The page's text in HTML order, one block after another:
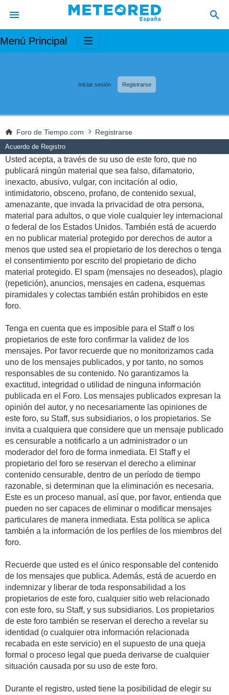
Menú Principal
Iniciar sesión Registrarse
Foro de Tiempo.com Registrarse
Acuerdo de Registro
Usted acepta, a través de su uso de este foro, que no
publicará ningún material que sea falso, difamatorio,
inexacto, abusivo, vulgar, con incitación al odio,
intimidatorio, obsceno, profano, de contenido sexual,
amenazante, que invada la privacidad de otra persona,
material para adultos, o que viole cualquier ley internacional
o federal de los Estados Unidos. También está de acuerdo
en no publicar material protegido por derechos de autor a
menos que usted sea el propietario de los derechos o tenga
el consentimiento por escrito del propietario de dicho
material protegido. El spam (mensajes no deseados), plagio
(repetición), anuncios, mensajes en cadena, esquemas
piramidales y colectas también están prohibidos en este
foro.
Tenga en cuenta que es imposible para el Staff o los
propietarios de este foro confirmar la validez de los
mensajes. Por favor recuerde que no monitorizamos cada
uno de los mensajes publicados, y por tanto, no somos
responsables de su contenido. No garantizamos la
exactitud, integridad o utilidad de ninguna información
publicada en el Foro. Los mensajes publicados expresan la
opinión del autor, y no necesariamente las opiniones de
este foro, su Staff, sus subsidiarios, o los propietarios. Se
invita a cualquiera que considere que un mensaje publicado
es censurable a notificarlo a un administrador o un
moderador del foro de forma inmediata. El Staff y el
propietario del foro se reservan el derecho a eliminar
contenido censurable, dentro de un período de tiempo
razonable, si determinan que la eliminación es necesaria.
Este es un proceso manual, así que, por favor, entienda que
pueden no ser capaces de eliminar o modificar mensajes
particulares de manera inmediata. Esta política se aplica
también a la información de los perfiles de los miembros del
foro.
Recuerde que usted es el único responsable del contenido
de los mensajes que publica. Además, está de acuerdo en
indemnizar y liberar de toda responsabilidad a los
propietarios de este foro, cualquier sitio web relacionado
con este foro, su Staff, y sus subsidiarios. Los propietarios
de este foro también se reservan el derecho a revelar su
identidad (o cualquier otra información relacionada
recabada en este servicio) en el supuesto de una queja
formal o proceso legal que pueda derivarse de cualquier
situación causada por su uso de este foro.
Durante el registro, usted tiene la posibilidad de elegir su